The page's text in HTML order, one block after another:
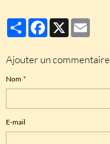
PartagerFacebook
X
Ajouter un commentaire
Nom
E-mail